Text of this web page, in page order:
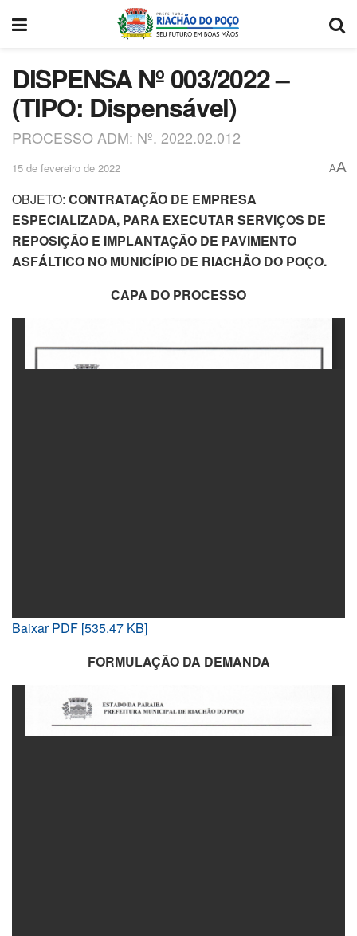
DISPENSA Nº 003/2022 –
(TIPO: Dispensável)
PROCESSO ADM: Nº. 2022.02.012
15 de fevereiro de 2022 AA
OBJETO: CONTRATAÇÃO DE EMPRESA
ESPECIALIZADA, PARA EXECUTAR SERVIÇOS DE
REPOSIÇÃO E IMPLANTAÇÃO DE PAVIMENTO
ASFÁLTICO NO MUNICÍPIO DE RIACHÃO DO POÇO.
CAPA DO PROCESSO
Baixar PDF [535.47 KB]
FORMULAÇÃO DA DEMANDA